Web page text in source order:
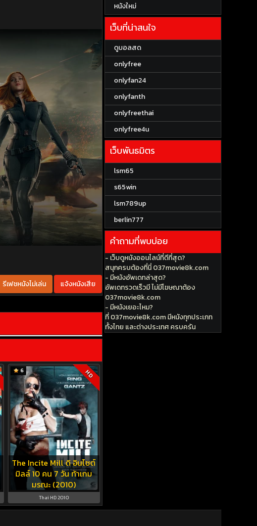
รีเฟชหนังไม่เล่น แจ้งหนังเสีย
The Incite Mill ดิ อินไซต์
มิลล์ 10 คน 7 วัน ท้าเกม
มรณะ (2010)
6 HD
Thai HD 2010
หนังใหม่
เว็บที่น่าสนใจ
ดูบอลสด
onlyfree
onlyfan24
onlyfanth
onlyfreethai
onlyfree4u
เว็บพันธมิตร
lsm65
s65win
lsm789up
berlin777
คำถามที่พบบ่อย
- เว็บดูหนังออนไลน์ที่ดีที่สุด?
สนุกครบต้องที่นี่ 037movie8k.com
- มีหนังอัพเดทล่าสุด?
อัพเดทรวดเร็วมี ไม่มีโฆษณาต้อง
037movie8k.com
- มีหนังเยอะไหม?
ที่ 037movie8k.com มีหนังทุกประเภท
ทั้งไทย และต่างประเทศ ครบครัน